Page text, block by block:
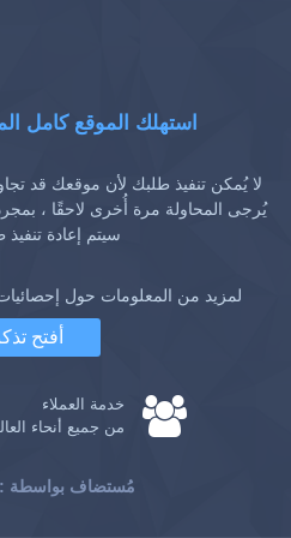
استهلك الموقع كامل
لا يُمكن تنفيذ طلبك لأن موقعك قد
يُرجى المحاولة مرة أُخرى لاحقًا ،
سيتم إعادة تنفيذ
لمزيد من المعلومات حول
أفتح
خدمة العملاء
من جميع أنحاء
: مُستضاف بواسطة